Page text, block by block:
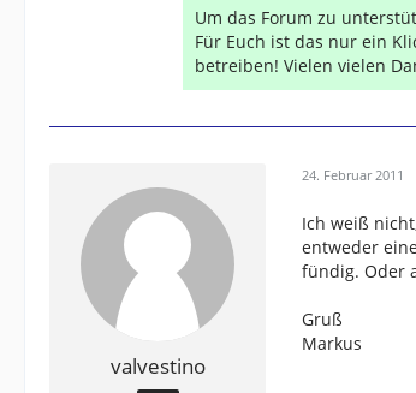
Um das Forum zu
Für Euch ist das nur ein
betreiben! Vielen vielen
valvestino
24. Februar 2011
Ich weiß
entweder
fündig. Oder
Gruß
Markus